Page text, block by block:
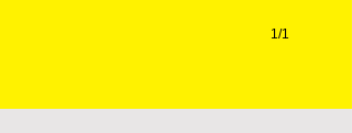
1/1